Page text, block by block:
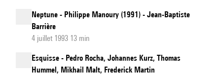
Neptune - Philippe Manoury (1991) - Jean-Baptiste
Barrière
4 juillet 1993 13 min
Esquisse - Pedro Rocha, Johannes Kurz, Thomas
Hummel, Mikhail Malt, Frederick Martin